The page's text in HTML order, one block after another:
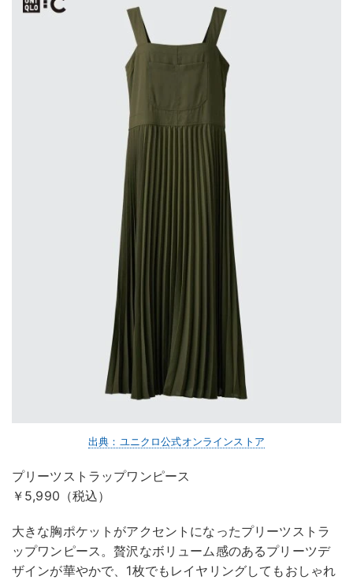
出典：ユニクロ公式オンラインストア
プリーツストラップワンピース
￥5,990（税込）
大きな胸ポケットがアクセントになったプリーツストラ
ップワンピース。贅沢なボリューム感のあるプリーツデ
ザインが華やかで、1枚でもレイヤリングしてもおしゃれ